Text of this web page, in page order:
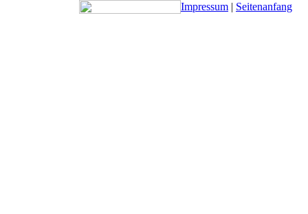
Impressum | Seitenanfang